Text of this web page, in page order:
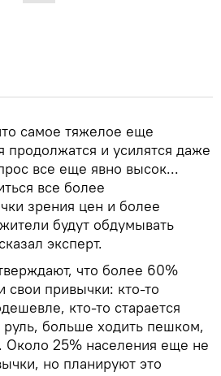
самое тяжелое еще
и усилятся даже
все еще явно высок...
все более
зрения цен и более
будут обдумывать
эксперт.
что более 60%
свои привычки: кто-то
кто-то старается
больше ходить пешком,
Около 25% населения еще не
но планируют это